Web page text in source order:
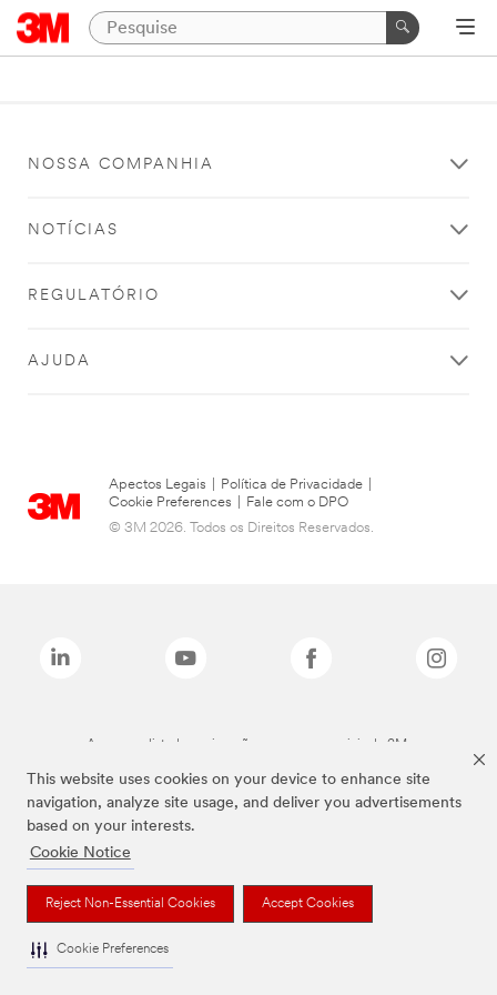
This website uses cookies on your device to enhance site
navigation, analyze site usage, and deliver you advertisements
based on your interests.
Cookie Notice
Reject Non-Essential Cookies Accept Cookies
Cookie Preferences
NOSSA COMPANHIA
NOTÍCIAS
REGULATÓRIO
AJUDA
Apectos Legais Política de Privacidade
Cookie Preferences
Fale com o DPO
© 3M 2026. Todos os Direitos Reservados.
As marcas listadas a cima são marcas comerciais da 3M.